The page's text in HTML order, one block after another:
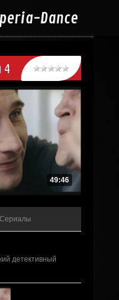
Dance
4
49:46
Сериалы
детективный